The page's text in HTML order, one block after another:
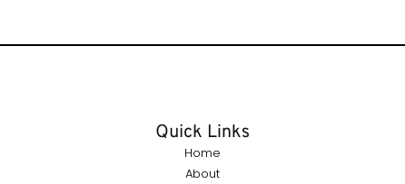
Quick Links
Home
About